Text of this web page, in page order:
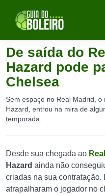
De saída do
Hazard pode
Chelsea
Sem espaço no Real Madrid,
Hazard, entrou na mira de
temporada.
Desde sua chegada ao
Hazard ainda não
criadas na sua contratação.
atrapalharam o jogador no